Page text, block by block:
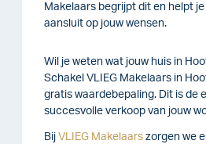
Makelaars begrijpt dit en helpt
aansluit op jouw wensen.
Wil je weten wat jouw huis in
Schakel VLIEG Makelaars in
gratis waardebepaling. Dit is de
succesvolle verkoop van jouw
Bij VLIEG Makelaars zorgen we